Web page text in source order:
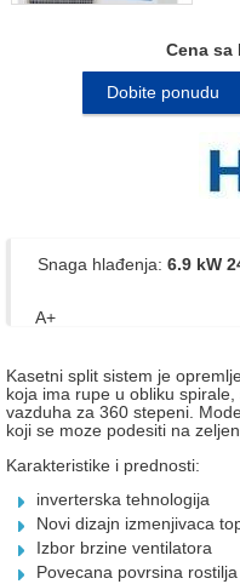
Cena sa
Dobite ponudu
Snaga hlađenja: 6.9 kW
A+
Kasetni split sistem je
koja ima rupe u obliku
vazduha za 360 stepeni.
koji se moze podesiti na
Karakteristike i prednosti:
inverterska tehnologija
Novi dizajn izmenjivaca
Izbor brzine ventilatora
Povecana povrsina